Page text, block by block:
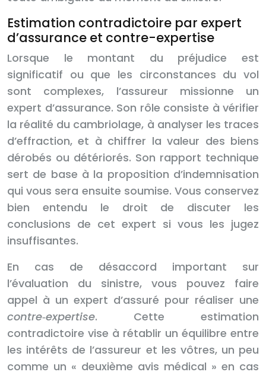
Estimation contradictoire par expert
d’assurance et contre-expertise
Lorsque le montant du préjudice est
significatif ou que les circonstances du vol
sont complexes, l’assureur missionne un
expert d’assurance. Son rôle consiste à vérifier
la réalité du cambriolage, à analyser les traces
d’effraction, et à chiffrer la valeur des biens
dérobés ou détériorés. Son rapport technique
sert de base à la proposition d’indemnisation
qui vous sera ensuite soumise. Vous conservez
bien entendu le droit de discuter les
conclusions de cet expert si vous les jugez
insuffisantes.
En cas de désaccord important sur
l’évaluation du sinistre, vous pouvez faire
appel à un expert d’assuré pour réaliser une
contre‑expertise. Cette estimation
contradictoire vise à rétablir un équilibre entre
les intérêts de l’assureur et les vôtres, un peu
comme un « deuxième avis médical » en cas